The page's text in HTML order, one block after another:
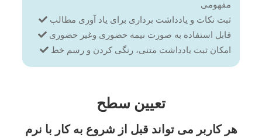
مفهومی
ثبت نکات و یادداشت برداری برای یاد آوری مطالب
قابل استفاده به صورت نیمه حضوری وغیر حضوری
امکان ثبت یادداشت متنی، رنگی کردن و رسم خط
تعیین سطح
هر کاربر می تواند قبل از شروع به کار با نرم